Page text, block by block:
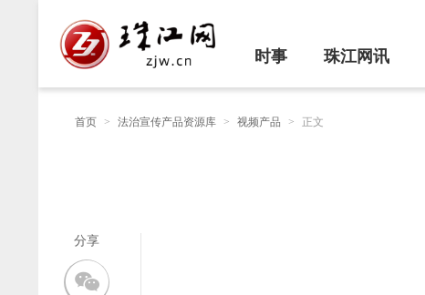
时事 珠江网讯
首页 > 法治宣传产品资源库 > 视频产品 > 正文
分享